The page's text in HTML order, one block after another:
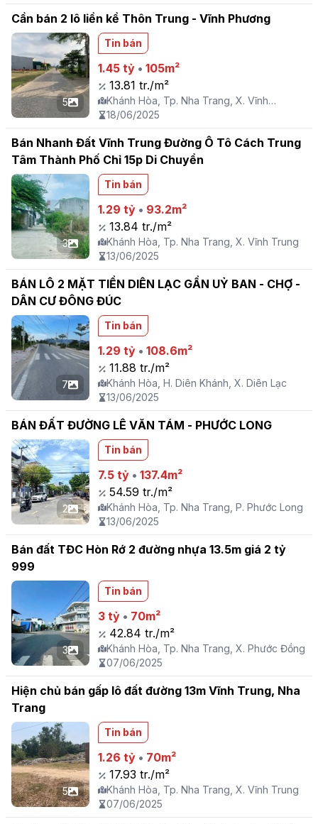
Cần bán 2 lô liền kề Thôn Trung - Vĩnh Phương
5
Tin bán
1.45 tỷ •105m²
13.81 tr./m²
Khánh Hòa, Tp. Nha Trang, X. Vĩnh
Phương
18/06/2025
Bán Nhanh Đất Vĩnh Trung Đường Ô Tô Cách Trung
Tâm Thành Phố Chỉ 15p Di Chuyển
3
Tin bán
1.29 tỷ • 93.2m²
13.84 tr./m²
Khánh Hòa, Tp. Nha Trang, X. Vĩnh Trung
13/06/2025
BÁN LÔ 2 MẶT TIỀN DIÊN LẠC GẦN UỶ BAN - CHỢ -
DÂN CƯ ĐÔNG ĐÚC
7
Tin bán
1.29 tỷ •108.6m²
11.88 tr./m²
Khánh Hòa, H. Diên Khánh, X. Diên Lạc
13/06/2025
BÁN ĐẤT ĐƯỜNG LÊ VĂN TÁM - PHƯỚC LONG
2
Tin bán
7.5 tỷ •137.4m²
54.59 tr./m²
Khánh Hòa, Tp. Nha Trang, P. Phước Long
13/06/2025
Bán đất TĐC Hòn Rớ 2 đường nhựa 13.5m giá 2 tỷ
999
3
Tin bán
3 tỷ • 70m²
42.84 tr./m²
Khánh Hòa, Tp. Nha Trang, X. Phước Đồng
07/06/2025
Hiện chủ bán gấp lô đất đường 13m Vĩnh Trung, Nha
Trang
5
Tin bán
1.26 tỷ • 70m²
17.93 tr./m²
Khánh Hòa, Tp. Nha Trang, X. Vĩnh Trung
07/06/2025